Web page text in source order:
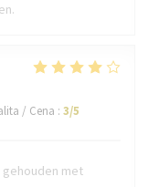
/ Cena : 3/5
met